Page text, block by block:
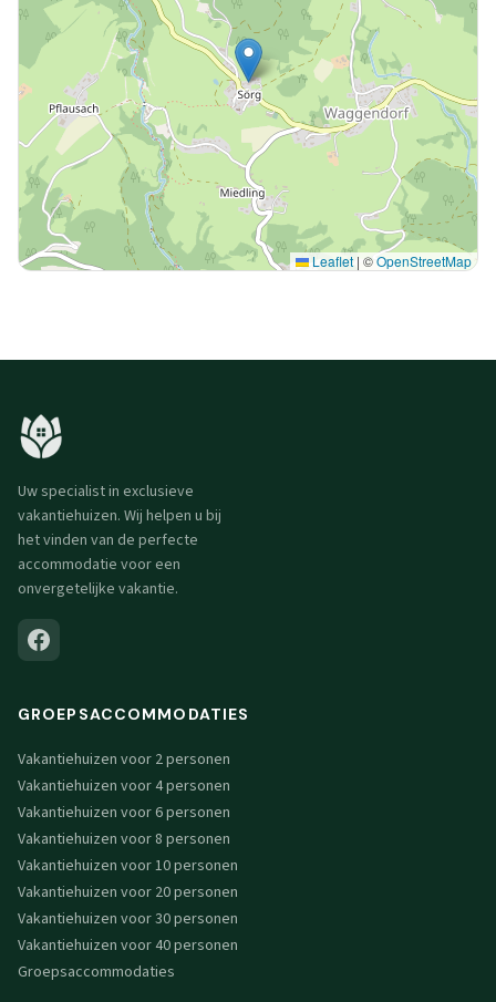
Leaflet | ©OpenStreetMap
Uw specialist in exclusieve
vakantiehuizen. Wij helpen u bij
het vinden van de perfecte
accommodatie voor een
onvergetelijke vakantie.
GROEPSACCOMMODATIES
Vakantiehuizen voor 2 personen
Vakantiehuizen voor 4 personen
Vakantiehuizen voor 6 personen
Vakantiehuizen voor 8 personen
Vakantiehuizen voor 10 personen
Vakantiehuizen voor 20 personen
Vakantiehuizen voor 30 personen
Vakantiehuizen voor 40 personen
Groepsaccommodaties